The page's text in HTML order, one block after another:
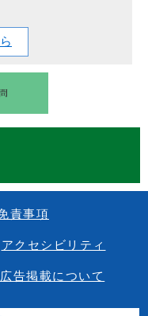
責事項
アクセシビリティ
告掲載について